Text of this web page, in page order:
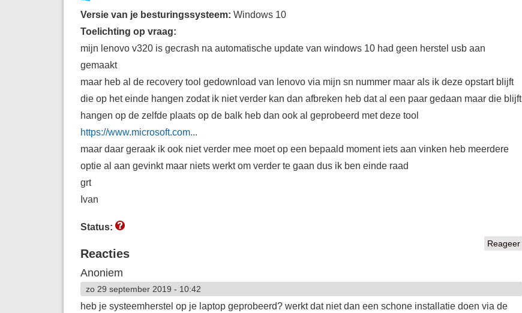
Versie van je besturingssysteem: Windows 10
Toelichting op vraag:
mijn lenovo v320 is gecrash na automatische update van windows 10 had geen herstel usb aan
gemaakt
maar heb al de recovery tool gedownload van lenovo via mijn sn nummer maar als ik deze opstart blijft
die op het einde hangen zodat ik niet verder kan dan afbreken heb dat al een paar gedaan maar die blijft
hangen op de zelfde plaats op de balk heb dan ook al geprobeerd met deze tool
https://www.microsoft.com...
maar daar geraak ik ook niet verder mee moet op een bepaald moment iets aan vinken heb meerdere
optie al aan gevinkt maar niets werkt om verder te gaan dus ik ben einde raad
grt
Ivan
Status:
Reageer
Reacties
Anoniem
zo 29 september 2019 - 10:42
heb je systeemherstel op je laptop geprobeerd? werkt dat niet dan een schone installatie doen via de